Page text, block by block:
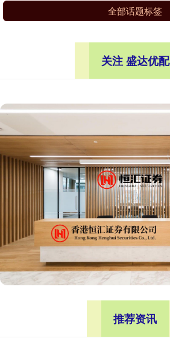
全部话题标签
关注 盛达优配
推荐资讯